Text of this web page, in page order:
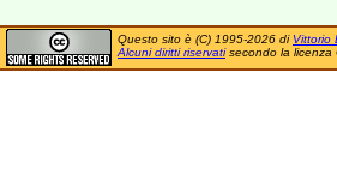
Questo sito è (C) 1995-2026 di Vittorio
Alcuni diritti riservatisecondo la licenza